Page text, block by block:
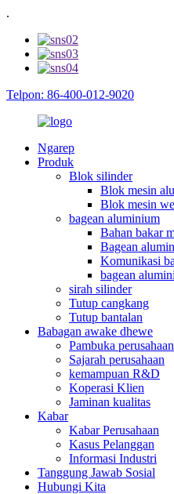
.
Telpon: 86-400-012-9020
Ngarep
Produk
Blok silinder
Blok mesin
Blok mesin
bagean aluminium
Bahan bakar
Bagean
Komunikasi
bagean
sirah silinder
Tutup cangkang
Tutup bantalan
Babagan awake dhewe
Pambuka perusahaan
Sajarah perusahaan
kemampuan R&D
Koperasi Klien
Jaminan kualitas
Kabar
Kabar Perusahaan
Kasus Pelanggan
Informasi Industri
Tanggung Jawab Sosial
Hubungi Kita